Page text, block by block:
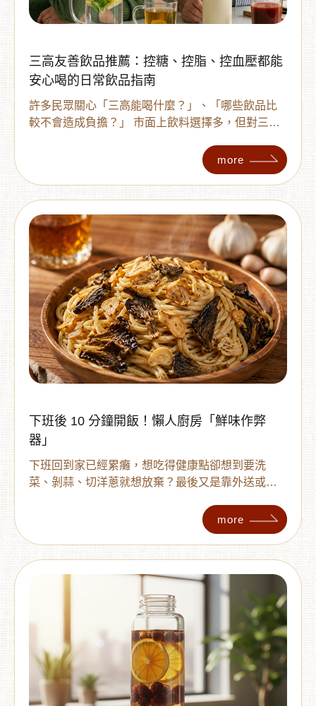
三高友善飲品推薦：控糖、控脂、控血壓都能
安心喝的日常飲品指南
許多民眾關心「三高能喝什麼？」、「哪些飲品比
較不會造成負擔？」 市面上飲料選擇多，但對三高
心。 本篇將以 控糖 / 控脂 / 控血壓 三大角度整理出
最友善的飲品推薦，並附上日常喝法與挑選技巧，
讓你每天都能喝得更安心。
more
下班後 10 分鐘開飯！懶人廚房「鮮味作弊
器」
下班回到家已經累癱，想吃得健康點卻想到要洗
菜、剝蒜、切洋蔥就想放棄？最後又是靠外送或泡
不需要苦勞，只需要「選對食材」！我們特別公開
懶人廚房的「鮮味作弊器」：利用真空乾燥技術的
讓一碗平凡的白麵刷出精品等級的鮮甜與香氣。
more